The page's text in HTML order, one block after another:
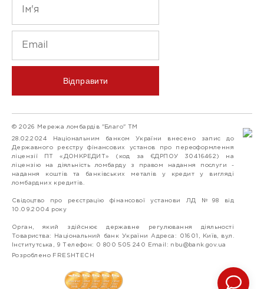
Відправити
© 2026 Мережа ломбардів "Благо" ТМ
28.02.2024 Національним банком України внесено запис до
Державного реєстру фінансових установ про переоформлення
ліцензії ПТ «ДОНКРЕДИТ» (код за ЄДРПОУ 30416462) на
ліцензію на діяльність ломбарду з правом надання послуги -
надання коштів та банківських металів у кредит у вигляді
ломбардних кредитів.
Свідоцтво про реєстрацію фінансової установи ЛД №98 від
10.09.2004 року
Орган, який здійснює державне регулювання діяльності
Товариства: Національний банк України Адреса: 01601, Київ, вул.
Інститутська, 9 Телефон: 0 800 505 240 Email: nbu@bank.gov.ua
Розроблено FRESHTECH